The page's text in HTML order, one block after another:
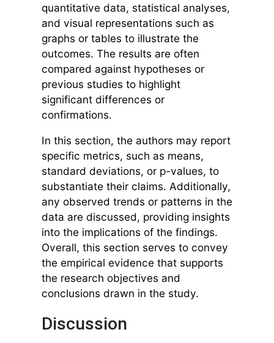
quantitative data, statistical analyses,
and visual representations such as
graphs or tables to illustrate the
outcomes. The results are often
compared against hypotheses or
previous studies to highlight
significant differences or
confirmations.
In this section, the authors may report
specific metrics, such as means,
standard deviations, or p-values, to
substantiate their claims. Additionally,
any observed trends or patterns in the
data are discussed, providing insights
into the implications of the findings.
Overall, this section serves to convey
the empirical evidence that supports
the research objectives and
conclusions drawn in the study.
Discussion